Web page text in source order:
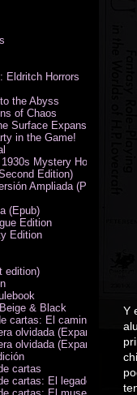
Y
Eldritch Horrors
the Abyss
of Chaos
Surface Expansion
in the Game!
Mystery Horror
Edition)
Ampliada (PDF)
(Epub)
Edition
Edition
edition)
& Black
cartas: El camino a
olvidada (Expansión de
olvidada (Expansión de
cartas
cartas: El legado de